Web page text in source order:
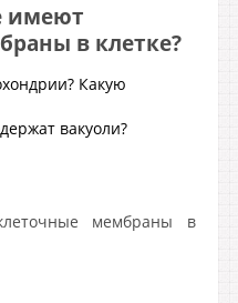
имеют
в клетке?
Какую
вакуоли?
мембраны в